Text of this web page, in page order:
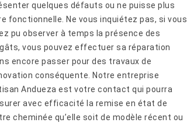
quelques défauts ou ne puisse plus
fonctionnelle. Ne vous inquiétez pas, si vous
pu observer à temps la présence des
vous pouvez effectuer sa réparation
encore passer pour des travaux de
conséquente. Notre entreprise
Andueza est votre contact qui pourra
avec efficacité la remise en état de
cheminée qu’elle soit de modèle récent ou